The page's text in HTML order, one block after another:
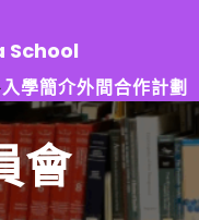
School
入學簡介外間合作計劃
會